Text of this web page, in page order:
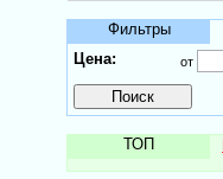
Фильтры
Цена:
от
ТОП